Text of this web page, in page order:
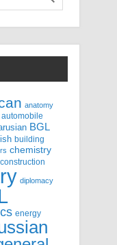
anatomy
automobile
BGL
building
chemistry
construction
diplomacy
energy